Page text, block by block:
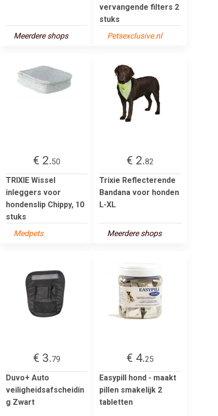
Meerdere shops
vervangende filters 2
stuks
Petsexclusive.nl
€ 2.50
TRIXIE Wissel
inleggers voor
hondenslip Chippy, 10
stuks
Medpets
€ 2.82
Trixie Reflecterende
Bandana voor honden
L-XL
Meerdere shops
€ 3.79
Duvo+ Auto
veiligheidsafscheidin
g Zwart
€ 4.25
Easypill hond - maakt
pillen smakelijk 2
tabletten